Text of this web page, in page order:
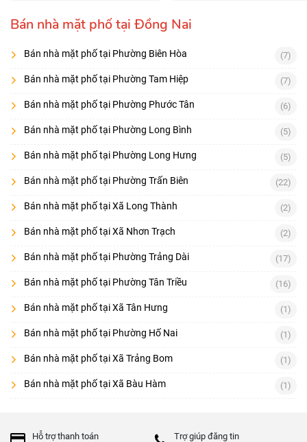
Bán nhà mặt phố tại Đồng Nai
Bán nhà mặt phố tại Phường Biên Hòa (7)
Bán nhà mặt phố tại Phường Tam Hiệp (7)
Bán nhà mặt phố tại Phường Phước Tân (6)
Bán nhà mặt phố tại Phường Long Bình (5)
Bán nhà mặt phố tại Phường Long Hưng (5)
Bán nhà mặt phố tại Phường Trấn Biên (22)
Bán nhà mặt phố tại Xã Long Thành (2)
Bán nhà mặt phố tại Xã Nhơn Trạch (2)
Bán nhà mặt phố tại Phường Trảng Dài (17)
Bán nhà mặt phố tại Phường Tân Triều (16)
Bán nhà mặt phố tại Xã Tân Hưng (1)
Bán nhà mặt phố tại Phường Hố Nai (1)
Bán nhà mặt phố tại Xã Trảng Bom (1)
Bán nhà mặt phố tại Xã Bàu Hàm (1)
Hỗ trợ thanh toán Trợ giúp đăng tin